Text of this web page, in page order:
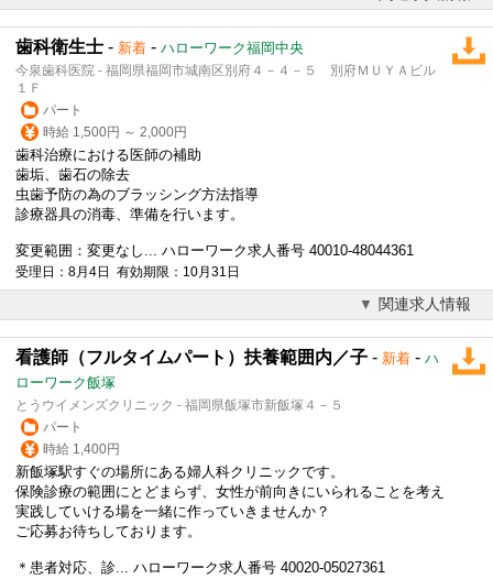
歯科衛生士 - 新着 - ハローワーク福岡中央
今泉歯科医院 - 福岡県福岡市城南区別府４－４－５ 別府ＭＵＹＡビル
１Ｆ
パート
時給 1,500円 ～ 2,000円
歯科治療における医師の補助
歯垢、歯石の除去
虫歯予防の為のブラッシング方法指導
診療器具の消毒、準備を行います。
変更範囲：変更なし... ハローワーク求人番号 40010-48044361
受理日：8月4日 有効期限：10月31日
関連求人情報
看護師（フルタイムパート）扶養範囲内／子 - 新着 - ハ
ローワーク飯塚
とうウイメンズクリニック - 福岡県飯塚市新飯塚４－５
パート
時給 1,400円
新飯塚駅すぐの場所にある婦人科クリニックです。
保険診療の範囲にとどまらず、女性が前向きにいられることを考え
実践していける場を一緒に作っていきませんか？
ご応募お待ちしております。
＊患者対応、診... ハローワーク求人番号 40020-05027361